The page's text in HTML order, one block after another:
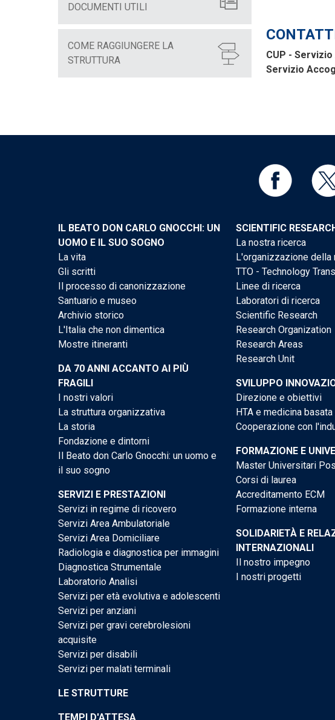
DOCUMENTI UTILI
COME RAGGIUNGERE LA
STRUTTURA
CUP -
Servizio
IL BEATO DON CARLO GNOCCHI: UN
UOMO E IL SUO SOGNO
La vita
Gli scritti
Il processo di canonizzazione
Santuario e museo
Archivio storico
L'Italia che non dimentica
Mostre itineranti
DA 70 ANNI ACCANTO AI PIÙ
FRAGILI
I nostri valori
La struttura organizzativa
La storia
Fondazione e dintorni
Il Beato don Carlo Gnocchi: un uomo e
il suo sogno
SERVIZI E PRESTAZIONI
Servizi in regime di ricovero
Servizi Area Ambulatoriale
Servizi Area Domiciliare
Radiologia e diagnostica per immagini
Diagnostica Strumentale
Laboratorio Analisi
Servizi per età evolutiva e adolescenti
Servizi per anziani
Servizi per gravi cerebrolesioni
acquisite
Servizi per disabili
Servizi per malati terminali
LE STRUTTURE
TEMPI D'ATTESA
SCIENTIFIC
La nostra ricerca
L'organizzazione della
TTO - Technology
Linee di ricerca
Laboratori di ricerca
Scientific Research
Research Organization
Research Areas
Research Unit
SVILUPPO
Direzione e obiettivi
HTA e medicina
Cooperazione con
FORMAZIONE E
Master Universitari
Corsi di laurea
Accreditamento ECM
Formazione interna
SOLIDARIETÀ E
INTERNAZIONALI
Il nostro impegno
I nostri progetti